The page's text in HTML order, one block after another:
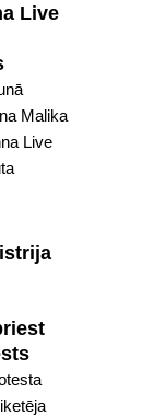
Live
Malika
Live